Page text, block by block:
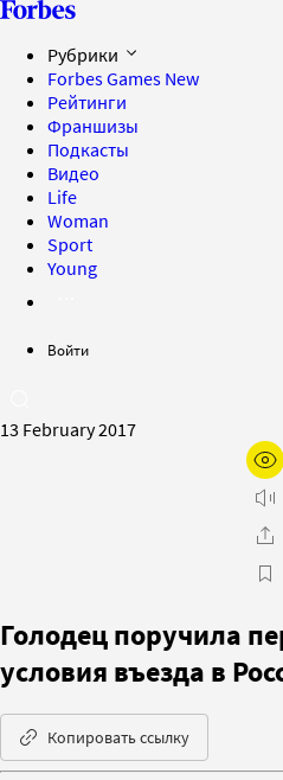
Рубрики
Forbes Games New
Рейтинги
Франшизы
Подкасты
Видео
Life
Woman
Sport
Young
Войти
13 February 2017
Голодец поручила
условия въезда в
Копировать ссылку